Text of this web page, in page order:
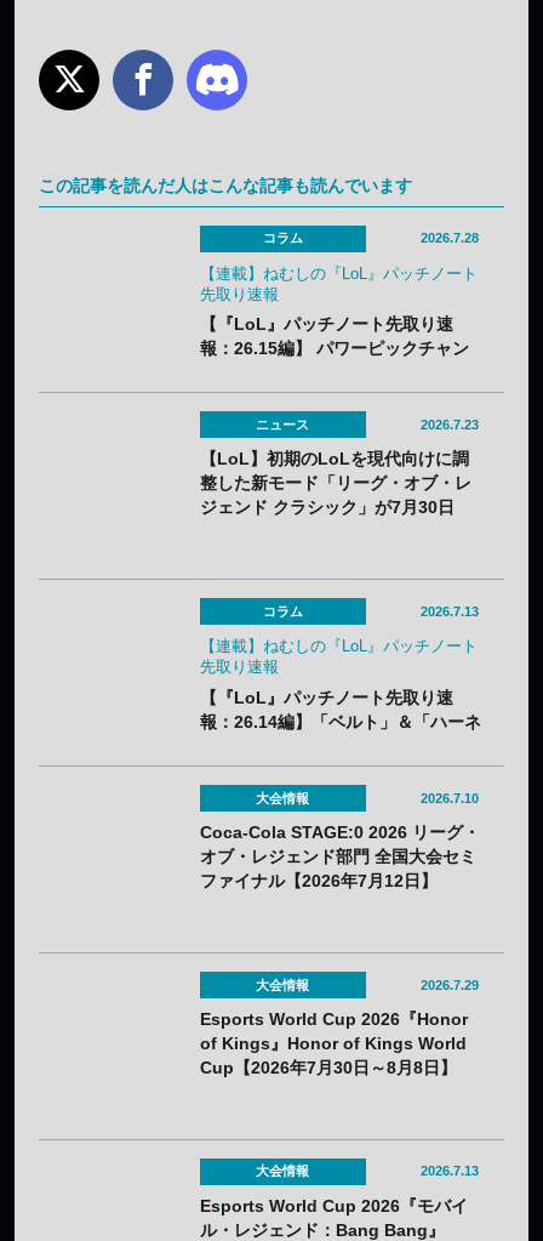
この記事を読んだ人はこんな記事も読んでいます
コラム 2026.7.28
【連載】ねむしの『LoL』パッチノート
先取り速報
【『LoL』パッチノート先取り速
報：26.15編】 パワーピックチャン
いにナーフ。「バスティオンブレイ
カー」はやり過ぎバフでメタアイテ
ム必至？
ニュース 2026.7.23
【LoL】初期のLoLを現代向けに調
整した新モード「リーグ・オブ・レ
ジェンド クラシック」が7月30日
が登場
コラム 2026.7.13
【連載】ねむしの『LoL』パッチノート
先取り速報
【『LoL』パッチノート先取り速
報：26.14編】「ベルト」＆「ハーネ
後の戦術に大きな影響？
大会情報 2026.7.10
Coca-Cola STAGE:0 2026 リーグ・
オブ・レジェンド部門 全国大会セミ
ファイナル【2026年7月12日】
大会情報 2026.7.29
Esports World Cup 2026『Honor
of Kings』Honor of Kings World
Cup【2026年7月30日～8月8日】
大会情報 2026.7.13
Esports World Cup 2026『モバイ
ル・レジェンド：Bang Bang』